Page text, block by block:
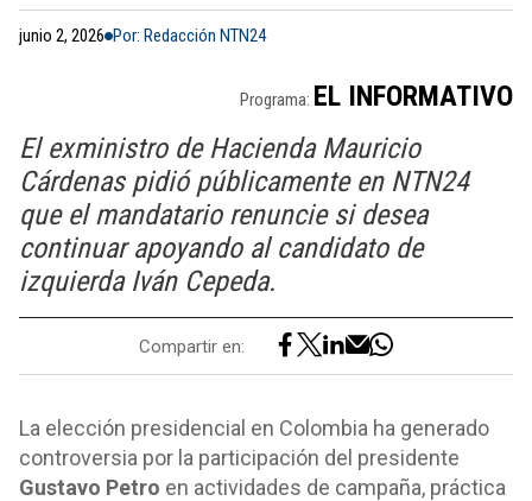
junio 2, 2026 Por: Redacción NTN24
Programa: EL INFORMATIVO
El exministro de Hacienda Mauricio
Cárdenas pidió públicamente en NTN24
que el mandatario renuncie si desea
continuar apoyando al candidato de
izquierda Iván Cepeda.
Compartir en:
La elección presidencial en Colombia ha generado
controversia por la participación del presidente
Gustavo Petro en actividades de campaña, práctica